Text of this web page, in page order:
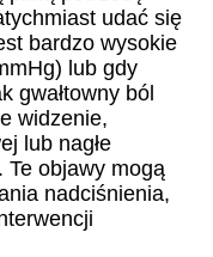
udać się
bardzo wysokie
lub gdy
gwałtowny ból
widzenie,
lub nagłe
Te objawy mogą
nadciśnienia,